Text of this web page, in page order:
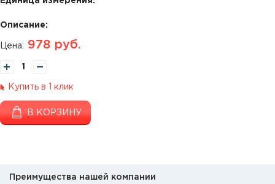
Описание:
Цена: 978 руб.
Купить в 1 клик
В КОРЗИНУ
Преимущества нашей компании